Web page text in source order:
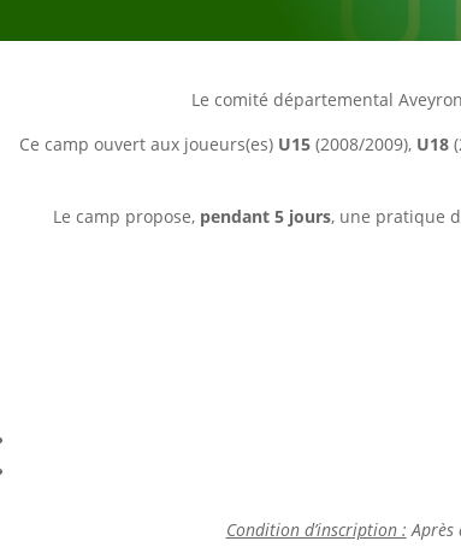
Le comité départemental
Ce camp ouvert aux joueurs(es) U15(2008/2009), U18
Le camp propose, pendant 5 jours, une pratique
Condition d’inscription : Après